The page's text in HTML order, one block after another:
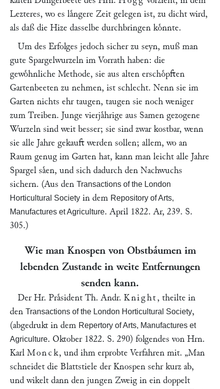
Lezteres, wo es laͤngere Zeit gelegen ist, zu dicht wird,
als daß die Hize dasselbe durchbringen koͤnnte.
Um des Erfolges jedoch sicher zu seyn, muß man
gute Spargelwurzeln im Vorrath haben: die
gewoͤhnliche Methode, sie aus alten erschoͤpften
Gartenbeeten zu nehmen, ist schlecht. Nenn sie im
Garten nichts ehr taugen, taugen sie noch weniger
zum Treiben. Junge vierjaͤhrige aus Samen gezogene
Wurzeln sind weit besser; sie sind zwar kostbar, wenn
sie alle Jahre gekauft werden sollen; allem, wo an
Raum genug im Garten hat, kann man leicht alle Jahre
Spargel saͤen, und sich dadurch den Nachwuchs
sichern. (Aus den Transactions of the London
Horticultural Society in dem Repository of Arts,
Manufactures et Agriculture. April 1822. Ar, 239. S.
305.)
Wie man Knospen von Obstbaͤumen im
lebenden Zustande in weite Entfernungen
senden kann.
Der Hr. Praͤsident Th. Andr. Knight , theilte in
den Transactions of the London Horticultural Society,
(abgedrukt in dem Repertory of Arts, Manufactures et
Agriculture. Oktober 1822. S. 290) folgendes von Hrn.
Karl Monck, und ihm erprobte Verfahren mit.„Man
schneidet die Blattstiele der Knospen sehr kurz ab,
und wikelt dann den jungen Zweig in ein doppelt